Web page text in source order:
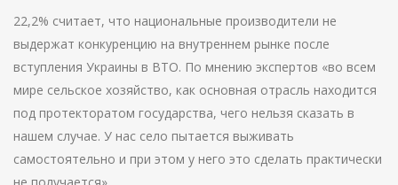
22,2% считает, что национальные производители не
выдержат конкуренцию на внутреннем рынке после
вступления Украины в ВТО. По мнению экспертов «во всем
мире сельское хозяйство, как основная отрасль находится
под протекторатом государства, чего нельзя сказать в
нашем случае. У нас село пытается выживать
самостоятельно и при этом у него это сделать практически